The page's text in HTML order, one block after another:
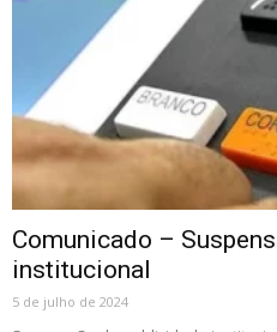
Comunicado –
institucional
5 de julho de 2024